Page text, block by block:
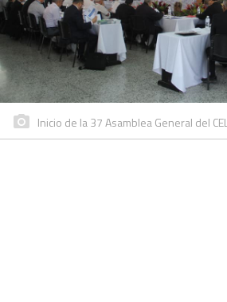
Inicio de la 37 Asamblea General del